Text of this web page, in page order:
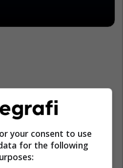
your consent to use
for the following